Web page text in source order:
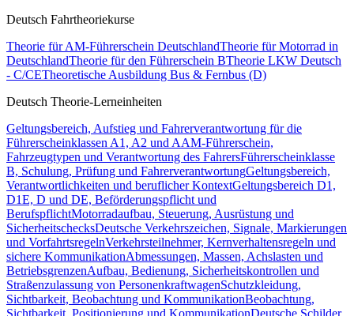
Deutsch Fahrtheoriekurse
Theorie für AM-Führerschein DeutschlandTheorie für Motorrad in
DeutschlandTheorie für den Führerschein BTheorie LKW Deutsch
- C/CETheoretische Ausbildung Bus & Fernbus (D)
Deutsch Theorie-Lerneinheiten
Geltungsbereich, Aufstieg und Fahrerverantwortung für die
Führerscheinklassen A1, A2 und AAM-Führerschein,
Fahrzeugtypen und Verantwortung des FahrersFührerscheinklasse
B, Schulung, Prüfung und FahrerverantwortungGeltungsbereich,
Verantwortlichkeiten und beruflicher KontextGeltungsbereich D1,
D1E, D und DE, Beförderungspflicht und
BerufspflichtMotorradaufbau, Steuerung, Ausrüstung und
SicherheitschecksDeutsche Verkehrszeichen, Signale, Markierungen
und VorfahrtsregelnVerkehrsteilnehmer, Kernverhaltensregeln und
sichere KommunikationAbmessungen, Massen, Achslasten und
BetriebsgrenzenAufbau, Bedienung, Sicherheitskontrollen und
Straßenzulassung von PersonenkraftwagenSchutzkleidung,
Sichtbarkeit, Beobachtung und KommunikationBeobachtung,
Sichtbarkeit, Positionierung und KommunikationDeutsche Schilder,